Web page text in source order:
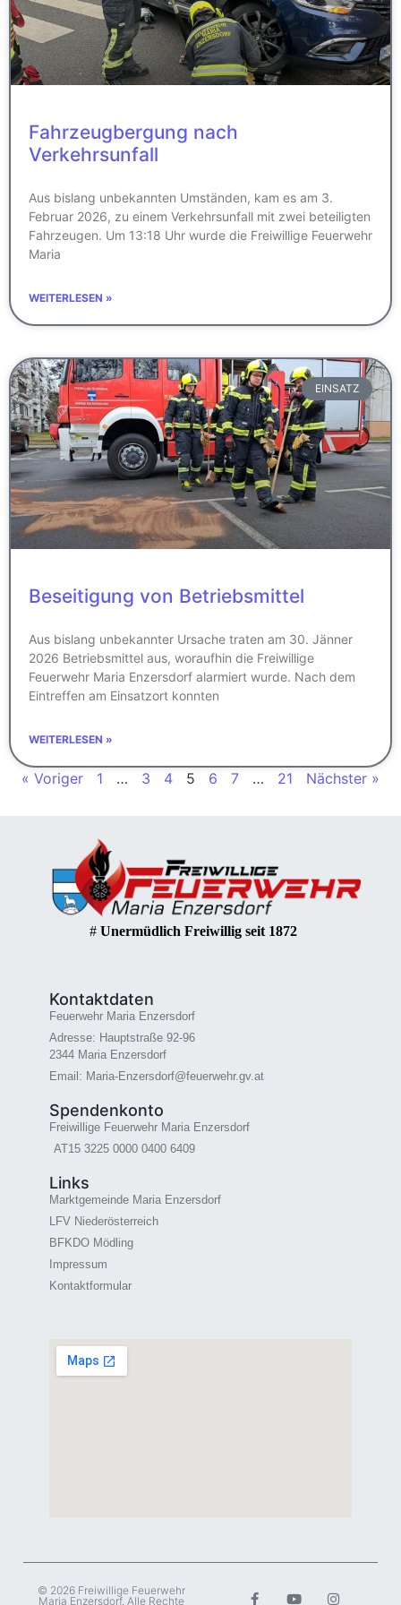
Fahrzeugbergung nach
Verkehrsunfall
Aus bislang unbekannten Umständen, kam es am 3.
Februar 2026, zu einem Verkehrsunfall mit zwei beteiligten
Fahrzeugen. Um 13:18 Uhr wurde die Freiwillige Feuerwehr
Maria
WEITERLESEN »
EINSATZ
Beseitigung von Betriebsmittel
Aus bislang unbekannter Ursache traten am 30. Jänner
2026 Betriebsmittel aus, woraufhin die Freiwillige
Feuerwehr Maria Enzersdorf alarmiert wurde. Nach dem
Eintreffen am Einsatzort konnten
WEITERLESEN »
« Voriger 1 … 3 4 5 6 7 … 21 Nächster »
# Unermüdlich Freiwillig seit 1872
Kontaktdaten
Feuerwehr Maria Enzersdorf
Adresse: Hauptstraße 92-96
2344 Maria Enzersdorf
Email: Maria-Enzersdorf@feuerwehr.gv.at
Spendenkonto
Freiwillige Feuerwehr Maria Enzersdorf
AT15 3225 0000 0400 6409
Links
Marktgemeinde Maria Enzersdorf
LFV Niederösterreich
BFKDO Mödling
Impressum
Kontaktformular
© 2026 Freiwillige Feuerwehr
Maria Enzersdorf. Alle Rechte